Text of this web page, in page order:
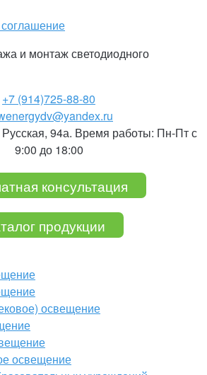
и монтажсветодиодного
+7 (914)725-88-80
Русская, 94а. Время работы: Пн-Пт с
9:00 до 18:00
консультация
продукции
освещение
освещение